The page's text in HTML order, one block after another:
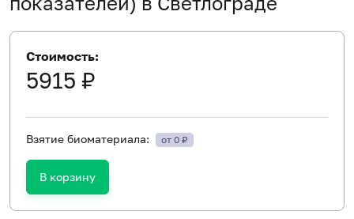
Стоимость:
5915 ₽
Взятие биоматериала: от 0 ₽
В корзину